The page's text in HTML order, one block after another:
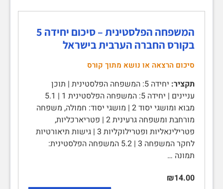
המשפחה הפלסטינית – סיכום יחידה 5
בקורס החברה הערבית בישראל
סיכום הרצאה או נושא מתוך קורס
תקציר:
יחידה 5: המשפחה הפלסטינית | תוכן
עניינים | יחידה 5: המשפחה הפלסטינית 1 | 5.1
מבוא ומושגי יסוד 2 | מושגי יסוד: חמולה, משפחה
מורחבת ומשפחה גרעינית 2 | פטריארכליות,
פטרילינאליות ופטרילוקליות 3 | גישות תיאורטיות
לחקר המשפחה 3 | 5.2 המשפחה הפלסטינית:
תמונה …
₪14.00